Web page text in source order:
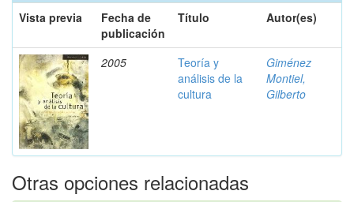
Vista previa
Fecha de
publicación
Título Autor(es)
2005
Teoría y
análisis de la
cultura
Giménez
Montiel,
Gilberto
Otras opciones relacionadas